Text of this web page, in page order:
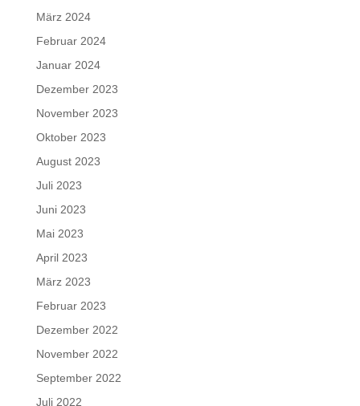
März 2024
Februar 2024
Januar 2024
Dezember 2023
November 2023
Oktober 2023
August 2023
Juli 2023
Juni 2023
Mai 2023
April 2023
März 2023
Februar 2023
Dezember 2022
November 2022
September 2022
Juli 2022